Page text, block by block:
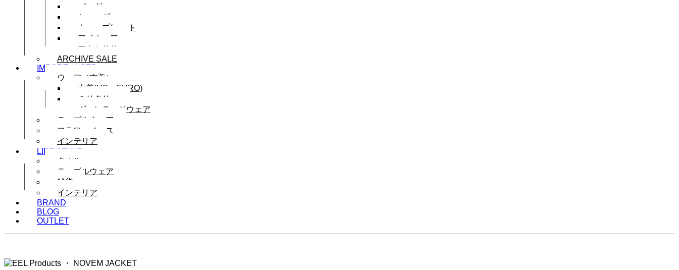
バッグ
シューズ
キャップ/ハット
アイウェア
アクセサリー
ARCHIVE SALE
IMPORT / USED
ウェア（古着）
古着(US・EURO)
ミリタリー
ヴィンテージウェア
テーブルウェア
フラワーベース
インテリア
LIFE STYLE
タオル
テーブルウェア
雑貨
インテリア
BRAND
BLOG
OUTLET